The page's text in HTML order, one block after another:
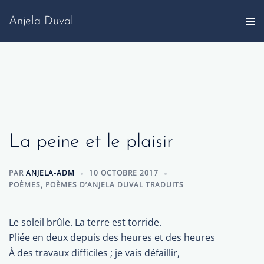
auAnjela Duval
La peine et le plaisir
PAR ANJELA-ADM
10 OCTOBRE 2017
POÈMES, POÈMES D’ANJELA DUVAL TRADUITS
Le soleil brûle. La terre est torride.
Pliée en deux depuis des heures et des heures
À des travaux difficiles ; je vais défaillir,